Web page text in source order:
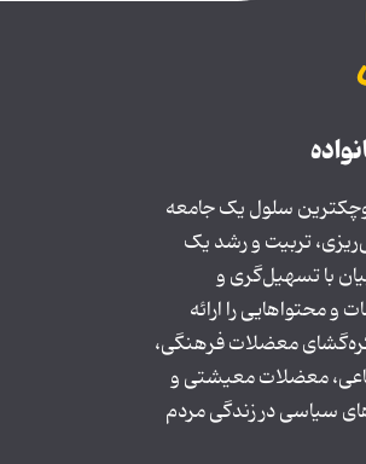
سلول یک جامعه
تربیت و رشد یک
با تسهیل‌گری و
و محتواهایی را ارائه
معضلات فرهنگی،
معضلات معیشتی و
سیاسی در زندگی مردم